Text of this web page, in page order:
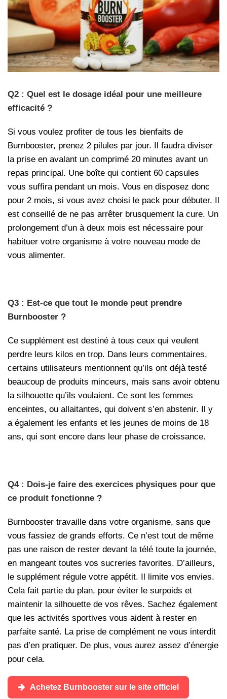
Q2 : Quel est le dosage idéal pour une meilleure
efficacité ?
Si vous voulez profiter de tous les bienfaits de
Burnbooster, prenez 2 pilules par jour. Il faudra diviser
la prise en avalant un comprimé 20 minutes avant un
repas principal. Une boîte qui contient 60 capsules
vous suffira pendant un mois. Vous en disposez donc
pour 2 mois, si vous avez choisi le pack pour débuter. Il
est conseillé de ne pas arrêter brusquement la cure. Un
prolongement d’un à deux mois est nécessaire pour
habituer votre organisme à votre nouveau mode de
vous alimenter.
Q3 : Est-ce que tout le monde peut prendre
Burnbooster ?
Ce supplément est destiné à tous ceux qui veulent
perdre leurs kilos en trop. Dans leurs commentaires,
certains utilisateurs mentionnent qu’ils ont déjà testé
beaucoup de produits minceurs, mais sans avoir obtenu
la silhouette qu’ils voulaient. Ce sont les femmes
enceintes, ou allaitantes, qui doivent s’en abstenir. Il y
a également les enfants et les jeunes de moins de 18
ans, qui sont encore dans leur phase de croissance.
Q4 : Dois-je faire des exercices physiques pour que
ce produit fonctionne ?
Burnbooster travaille dans votre organisme, sans que
vous fassiez de grands efforts. Ce n’est tout de même
pas une raison de rester devant la télé toute la journée,
en mangeant toutes vos sucreries favorites. D’ailleurs,
le supplément régule votre appétit. Il limite vos envies.
Cela fait partie du plan, pour éviter le surpoids et
maintenir la silhouette de vos rêves. Sachez également
que les activités sportives vous aident à rester en
parfaite santé. La prise de complément ne vous interdit
pas d’en pratiquer. De plus, vous aurez assez d’énergie
pour cela.
Achetez Burnbooster sur le site officiel